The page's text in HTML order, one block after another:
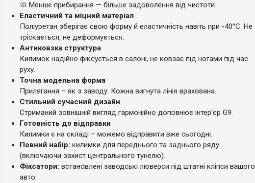
🧼 Менше прибирання — більше задоволення від чистоти.
Еластичний та міцний матеріал
Поліуретан зберігає свою форму й еластичність навіть при -40°C. Не
тріскається, не деформується.
Антиковзка структура
Килимок надійно фіксується в салоні, не ковзає під ногами під час
руху.
Точна модельна форма
Прилягання – як з заводу. Кожна вигнута лінія врахована.
Стильний сучасний дизайн
Стриманий зовнішній вигляд гармонійно доповнює інтер’єр G9.
Готовність до відправки
Килимки є на складі – можемо відправити вже сьогодні.
Повний набір: килимки для переднього та заднього ряду
(включаючи захист центрального тунелю).
Фіксатори: встановлені заводські люверси під штатні кліпси вашого
авто.